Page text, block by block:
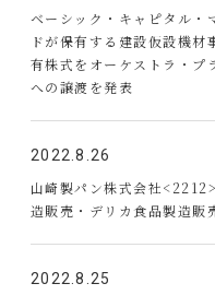
ベーシック・キャピタル・
ドが保有する建設仮設機
有株式をオーケストラ・プ
への譲渡を発表
2022.8.26
山崎製パン株式会社
造販売・デリカ食品製造販
2022.8.25